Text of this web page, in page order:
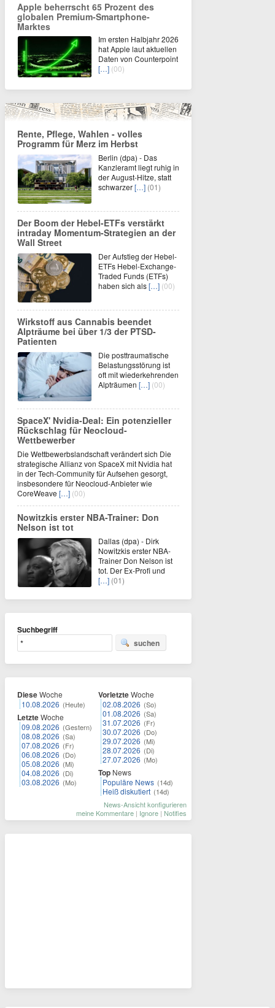
Apple beherrscht 65 Prozent des
globalen Premium-Smartphone-
Marktes
Im ersten Halbjahr 2026
hat Apple laut aktuellen
Daten von Counterpoint
[…] (00)
Rente, Pflege, Wahlen - volles
Programm für Merz im Herbst
Berlin (dpa) - Das
Kanzleramt liegt ruhig in
der August-Hitze, statt
schwarzer[…] (01)
Der Boom der Hebel-ETFs verstärkt
intraday Momentum-Strategien an der
Wall Street
Der Aufstieg der Hebel-
ETFs Hebel-Exchange-
Traded Funds (ETFs)
haben sich als[…] (00)
Wirkstoff aus Cannabis beendet
Alpträume bei über 1/3 der PTSD-
Patienten
Die posttraumatische
Belastungsstörung ist
oft mit wiederkehrenden
Alpträumen […] (00)
SpaceX' Nvidia-Deal: Ein potenzieller
Rückschlag für Neocloud-
Wettbewerber
Die Wettbewerbslandschaft verändert sich Die
strategische Allianz von SpaceX mit Nvidia hat
in der Tech-Community für Aufsehen gesorgt,
insbesondere für Neocloud-Anbieter wie
CoreWeave […] (00)
Nowitzkis erster NBA-Trainer: Don
Nelson ist tot
Dallas (dpa) - Dirk
Nowitzkis erster NBA-
Trainer Don Nelson ist
tot. Der Ex-Profi und
[…] (01)
Suchbegriff
suchen
DieseWoche
10.08.2026 (Heute)
LetzteWoche
09.08.2026 (Gestern)
08.08.2026 (Sa)
07.08.2026 (Fr)
06.08.2026 (Do)
05.08.2026 (Mi)
04.08.2026 (Di)
03.08.2026 (Mo)
VorletzteWoche
02.08.2026 (So)
01.08.2026 (Sa)
31.07.2026 (Fr)
30.07.2026 (Do)
29.07.2026 (Mi)
28.07.2026 (Di)
27.07.2026 (Mo)
Top News
Populäre News (14d)
Heiß diskutiert (14d)
News-Ansicht konfigurieren
meine Kommentare | Ignore | Notifies